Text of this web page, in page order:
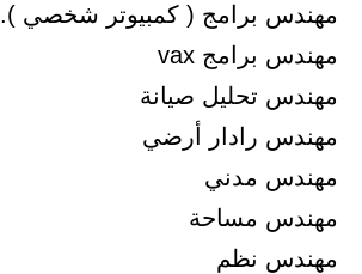
مهندس برامج ( كمبيوتر شخصي ).
مهندس برامج vax
مهندس تحليل صيانة
مهندس رادار أرضي
مهندس مدني
مهندس مساحة
مهندس نظم